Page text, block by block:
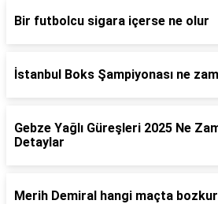
Bir futbolcu sigara içerse ne olur
İstanbul Boks Şampiyonası ne
Gebze Yağlı Güreşleri 2025 Ne
Detaylar
Merih Demiral hangi maçta